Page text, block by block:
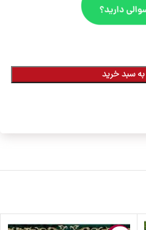
سبد خرید